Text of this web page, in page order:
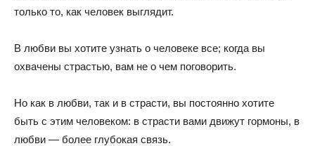
только то, как человек выглядит.
В любви вы хотите узнать о человеке все; когда вы
охвачены страстью, вам не о чем поговорить.
Но как в любви, так и в страсти, вы постоянно хотите
быть с этим человеком: в страсти вами движут гормоны, в
любви — более глубокая связь.